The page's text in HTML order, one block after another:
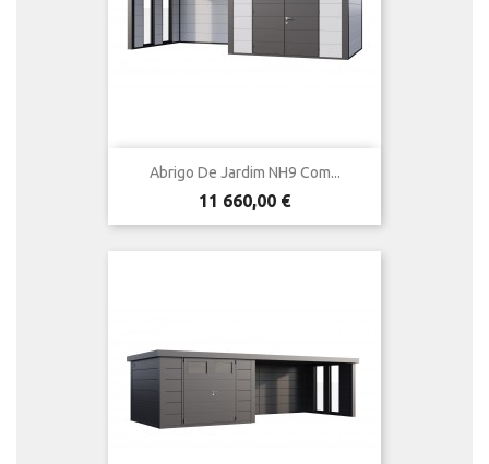
Abrigo De Jardim NH9 Com...
Preço
11 660,00 €